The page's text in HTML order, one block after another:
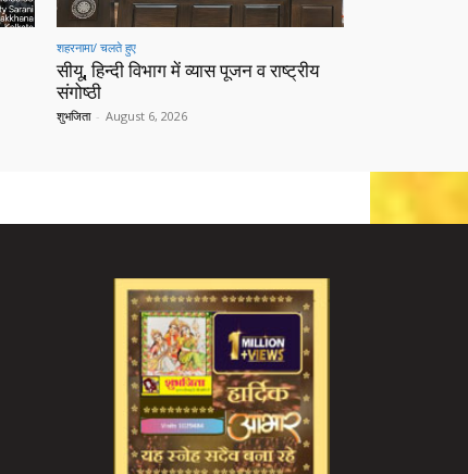
शहरनामा/ चलते हुए
सीयू, हिन्दी विभाग में व्यास पूजन व राष्ट्रीय
संगोष्ठी
शुभजिता - August 6, 2026